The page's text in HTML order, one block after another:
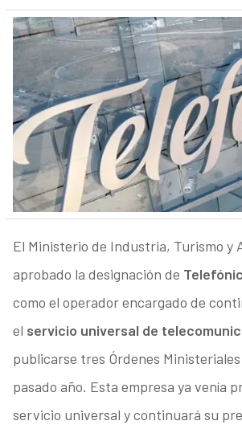
El Ministerio de Industria, Turismo y
aprobado la designación de
como el operador encargado de
el servicio universal de
publicarse tres Órdenes
pasado año. Esta empresa ya venía
servicio universal y continuará su